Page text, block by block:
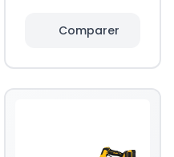
Comparer